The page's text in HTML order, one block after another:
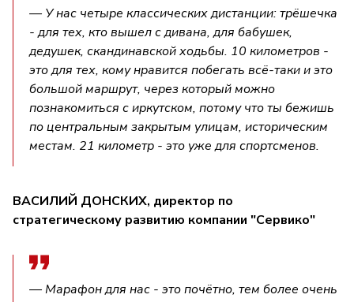
— У нас четыре классических дистанции: трёшечка
- для тех, кто вышел с дивана, для бабушек,
дедушек, скандинавской ходьбы. 10 километров -
это для тех, кому нравится побегать всё-таки и это
большой маршрут, через который можно
познакомиться с иркутском, потому что ты бежишь
по центральным закрытым улицам, историческим
местам. 21 километр - это уже для спортсменов.
ВАСИЛИЙ ДОНСКИХ, директор по
стратегическому развитию компании "Сервико"
— Марафон для нас - это почётно, тем более очень